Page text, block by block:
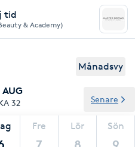
tid
& Academy)
Månadsvy
32
Fre Lör Sön
Senare